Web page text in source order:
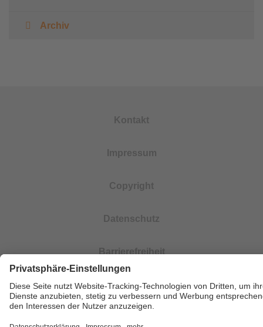
Archiv
Kontakt
Impressum
Copyright
Datenschutz
Barrierefreiheit